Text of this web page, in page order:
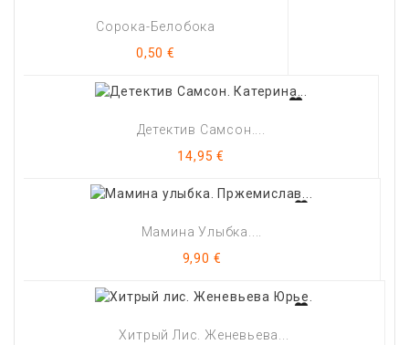
Сорока-Белобока
Цена
0,50 €
Детектив Самсон....
Цена
14,95 €
Мамина Улыбка....
Цена
9,90 €
Хитрый Лис. Женевьева...